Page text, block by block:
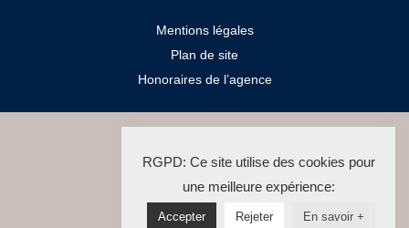
Mentions légales
Plan de site
Honoraires de l’agence
La Solution Immo
RGPD: Ce site utilise des cookies pour
une meilleure expérience:
Accepter Rejeter En savoir +